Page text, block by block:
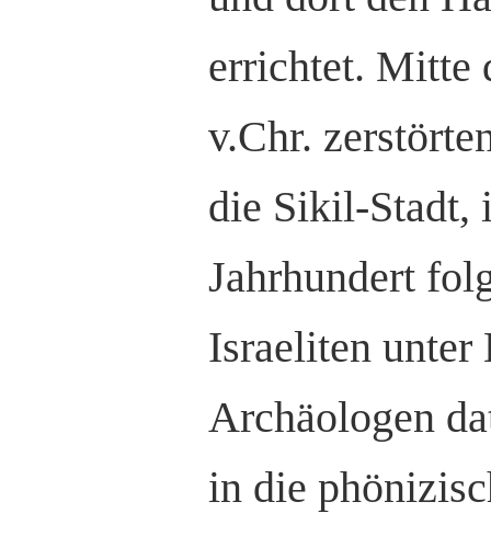
errichtet. Mitte
v.Chr.
die Sikil-Stadt,
Jahrhundert
Israeliten
Archäologen
in die